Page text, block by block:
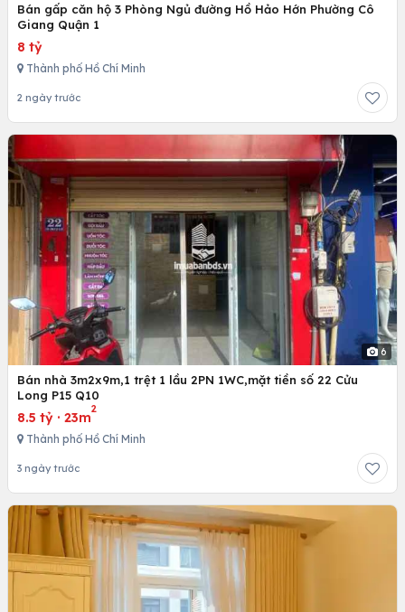
Bán gấp căn hộ 3 Phòng Ngủ đường Hồ Hảo Hớn Phường Cô
Giang Quận 1
8 tỷ
Thành phố Hồ Chí Minh
2 ngày trước
6
Bán nhà 3m2x9m,1 trệt 1 lầu 2PN 1WC,mặt tiền số 22 Cửu
Long P15 Q10
8.5 tỷ · 23m
2
Thành phố Hồ Chí Minh
3 ngày trước